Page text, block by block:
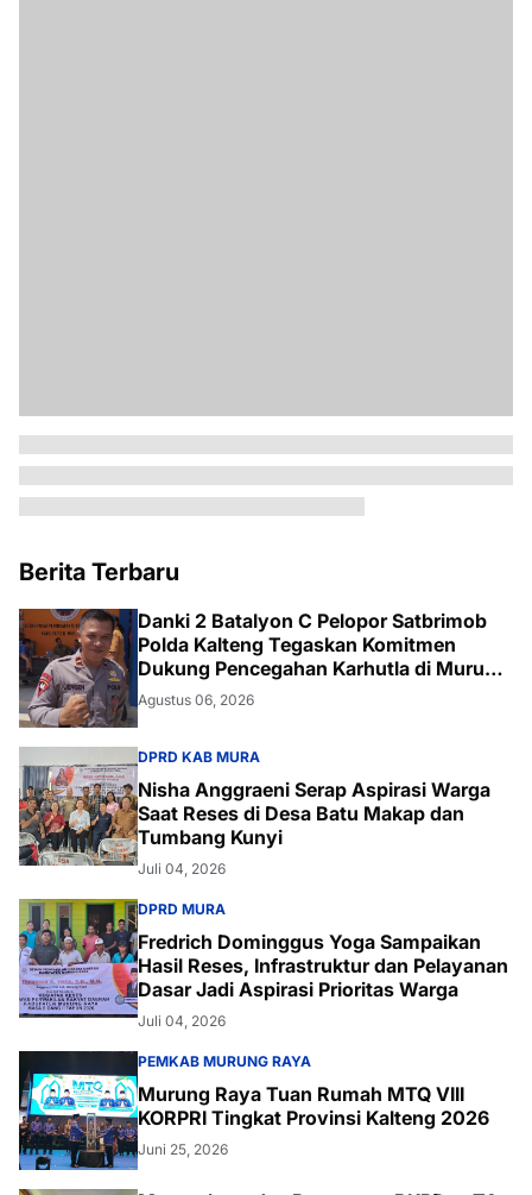
Berita Terbaru
Danki 2 Batalyon C Pelopor Satbrimob
Polda Kalteng Tegaskan Komitmen
Dukung Pencegahan Karhutla di Murung
Raya
Agustus 06, 2026
DPRD KAB MURA
Nisha Anggraeni Serap Aspirasi Warga
Saat Reses di Desa Batu Makap dan
Tumbang Kunyi
Juli 04, 2026
DPRD MURA
Fredrich Dominggus Yoga Sampaikan
Hasil Reses, Infrastruktur dan Pelayanan
Dasar Jadi Aspirasi Prioritas Warga
Juli 04, 2026
PEMKAB MURUNG RAYA
Murung Raya Tuan Rumah MTQ VIII
KORPRI Tingkat Provinsi Kalteng 2026
Juni 25, 2026